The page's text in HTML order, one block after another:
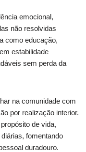
emocional,
não resolvidas
como educação,
estabilidade
sem perda da
na comunidade com
por realização interior.
de vida,
fomentando
duradouro.